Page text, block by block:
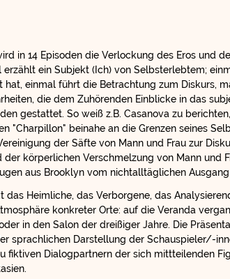
in 14 Episoden die Verlockung des Eros und
ein Subjekt (Ich) von Selbsterlebtem;
einmal führt die Betrachtung zum Diskurs,
die dem Zuhörenden Einblicke in das
gestattet. So weiß z.B. Casanova zu
"Charpillon" beinahe an die Grenzen seines
der Säfte von Mann und Frau zur
der körperlichen Verschmelzung von Mann und
aus Brooklyn vom nichtalltäglichen
das Heimliche, das Verborgene, das
konkreter Orte: auf die Veranda
in den Salon der dreißiger Jahre. Die
sprachlichen Darstellung der Schauspieler/-
fiktiven Dialogpartnern der sich mittteilenden